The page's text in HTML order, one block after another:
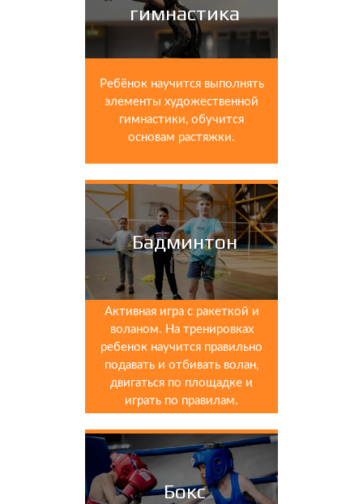
гимнастика
Ребёнок научится выполнять
элементы художественной
гимнастики, обучится
основам растяжки.
Бадминтон
Активная игра с ракеткой и
воланом. На тренировках
ребенок научится правильно
подавать и отбивать волан,
двигаться по площадке и
играть по правилам.
Бокс